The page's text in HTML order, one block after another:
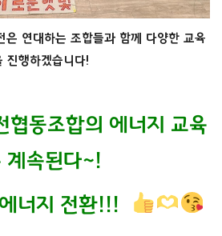
은 연대하는 조합들과 함께 다양한 교육
진행하겠습니다!
협동조합의 에너지 교육
계속된다~!
너지 전환!!!